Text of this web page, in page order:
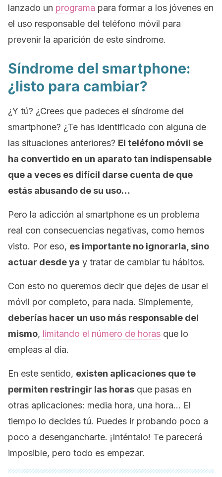
lanzado un programa para formar a los jóvenes en
el uso responsable del teléfono móvil para
prevenir la aparición de este síndrome.
Síndrome del smartphone:
¿listo para cambiar?
¿Y tú? ¿Crees que padeces el síndrome del
smartphone? ¿Te has identificado con alguna de
las situaciones anteriores? El teléfono móvil se
ha convertido en un aparato tan indispensable
que a veces es difícil darse cuenta de que
estás abusando de su uso…
Pero la adicción al smartphone es un problema
real con consecuencias negativas, como hemos
visto. Por eso, es importante no ignorarla, sino
actuar desde ya y tratar de cambiar tu hábitos.
Con esto no queremos decir que dejes de usar el
móvil por completo, para nada. Simplemente,
deberías hacer un uso más responsable del
mismo, limitando el número de horas que lo
empleas al día.
En este sentido, existen aplicaciones que te
permiten restringir las horas que pasas en
otras aplicaciones: media hora, una hora… El
tiempo lo decides tú. Puedes ir probando poco a
poco a desengancharte. ¡Inténtalo! Te parecerá
imposible, pero todo es empezar.